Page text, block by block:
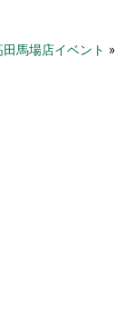
馬場店イベント »